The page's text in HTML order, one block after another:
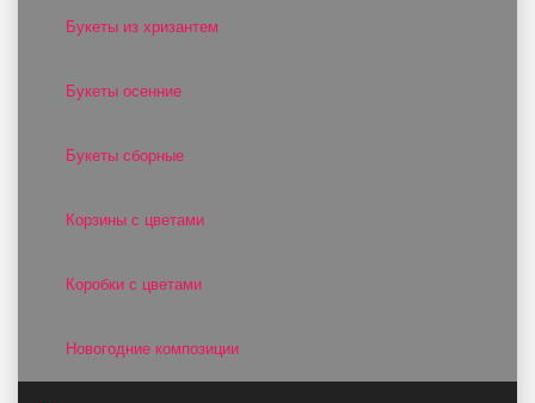
Букеты из хризантем
Букеты осенние
Букеты сборные
Корзины с цветами
Коробки с цветами
Новогодние композиции